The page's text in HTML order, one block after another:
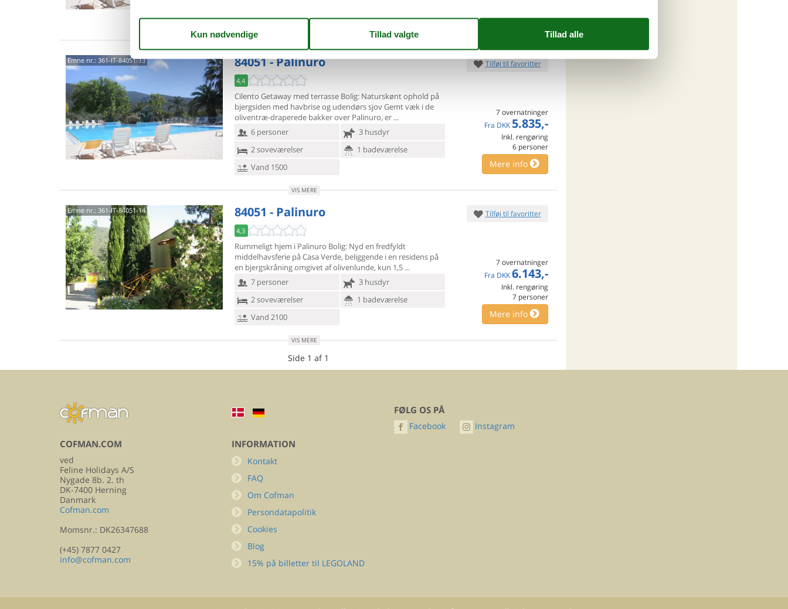
Vand 2100
Emne nr.: 361-IT-84051-13 84051 - Palinuro
4,4
Cilento Getaway med terrasse Bolig: Naturskønt ophold på
bjergsiden med havbrise og udendørs sjov Gemt væk i de
oliventræ-draperede bakker over Palinuro, er
6 personer
3 husdyr
2 soveværelser
1 badeværelse
Vand 1500
Tilføj til favoritter
7 overnatninger
Fra DKK 5.835,-
Inkl. rengøring
6 personer
Mere info
VIS MERE
Emne nr.: 361-IT-84051-14 84051 - Palinuro
4,3
Rummeligt hjem i Palinuro Bolig: Nyd en fredfyldt
middelhavsferie på CasaVerde, beliggende i en residens på
en bjergskråning omgivet af olivenlunde, kun 1,5
7 personer
3 husdyr
2 soveværelser
1 badeværelse
Vand 2100
Tilføj til favoritter
7 overnatninger
Fra DKK 6.143,-
Inkl. rengøring
7 personer
Mere info
VIS MERE
Side 1 af 1
COFMAN.COM
ved
Feline Holidays A/S
Nygade 8b. 2. th
DK-7400 Herning
Danmark
Cofman.com
Momsnr.: DK26347688
(+45) 7877 0427
info@cofman.com
INFORMATION
Kontakt
FAQ
Om Cofman
Persondatapolitik
Cookies
Blog
15% på billetter til LEGOLAND
FØLG OS PÅ
Facebook Instagram